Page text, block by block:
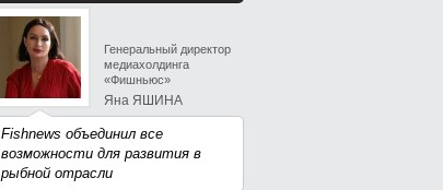
Генеральный директор
медиахолдинга
«Фишньюс»
Яна ЯШИНА
Fishnews объединил все
возможности для развития в
рыбной отрасли